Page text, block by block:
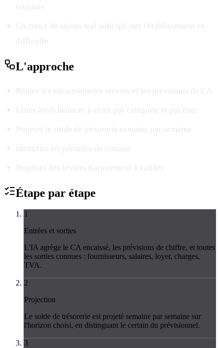
toujours
Un creux de saison mal anticipé met l'établissement en
difficulté
L'approche
Réunir les encaissements récents et les prévisions de CA
Lister les échéances à venir par catégorie et par date
Projeter le solde de trésorerie semaine par semaine
Identifier les périodes de tension
Proposer des leviers d'ajustement à valider
Étape par étape
1
Entrées et sorties
L'IA agrège le CA encaissé, les prévisions de chiffre, et toutes
les sorties connues : fournisseurs, salaires, loyer, charges,
TVA.
2
Projection
Le solde de trésorerie est projeté semaine par semaine sur
l'horizon choisi, en distinguant le certain du prévisionnel.
3